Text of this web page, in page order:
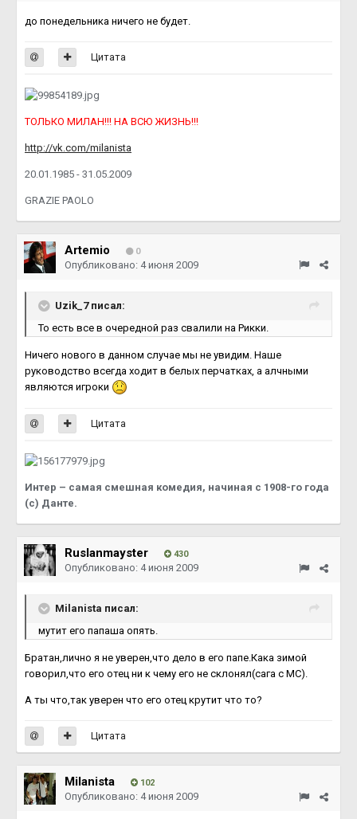
до понедельника ничего не будет.
Цитата
ТОЛЬКО МИЛАН!!! НА ВСЮ ЖИЗНЬ!!!
http://vk.com/milanista
20.01.1985 - 31.05.2009
GRAZIE PAOLO
Artemio 0
Опубликовано: 4 июня 2009
Uzik_7 писал:
То есть все в очередной раз свалили на Рикки.
Ничего нового в данном случае мы не увидим. Наше
руководство всегда ходит в белых перчатках, а алчными
являются игроки
Цитата
Интер – самая смешная комедия, начиная с 1908-го года
(с) Данте.
Ruslanmayster 430
Опубликовано: 4 июня 2009
Milanista писал:
мутит его папаша опять.
Братан,лично я не уверен,что дело в его папе.Кака зимой
говорил,что его отец ни к чему его не склонял(сага с МС).
А ты что,так уверен что его отец крутит что то?
Цитата
Milanista 102
Опубликовано: 4 июня 2009